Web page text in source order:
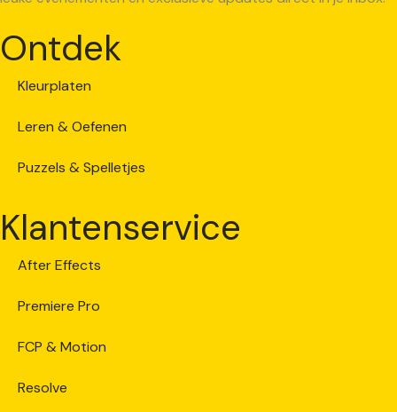
Ontdek
Kleurplaten
Leren & Oefenen
Puzzels & Spelletjes
Klantenservice
After Effects
Premiere Pro
FCP & Motion
Resolve